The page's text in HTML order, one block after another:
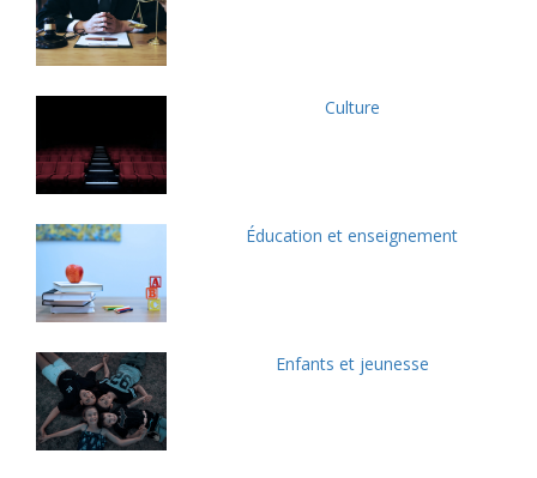
Culture
Éducation et enseignement
Enfants et jeunesse